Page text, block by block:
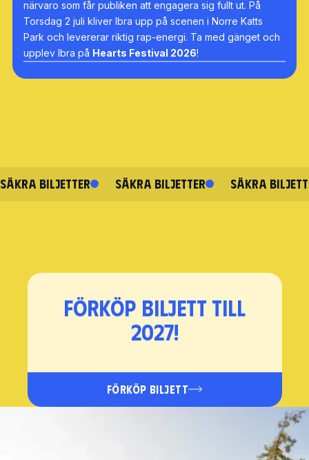
närvaro som får publiken att engagera sig fullt ut. På
Torsdag 2 juli kliver Ibra upp på scenen i Norre Katts
Park och levererar riktig rap-energi. Ta med gänget och
upplev Ibra på Hearts Festival 2026!
SÄKRA BILJETTER SÄKRA BILJETTER SÄKRA
Förköp biljett till
2027!
FÖRKÖP BILJETT